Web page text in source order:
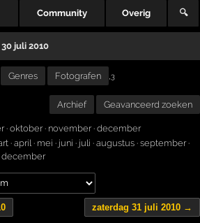
Community Overig 🔍
juli 2010
Genres Fotografen ,3
Archief Geavanceerd zoeken
· oktober· november· december
· april· mei · juni · juli · augustus · september·
december
zaterdag 31 juli 2010 →